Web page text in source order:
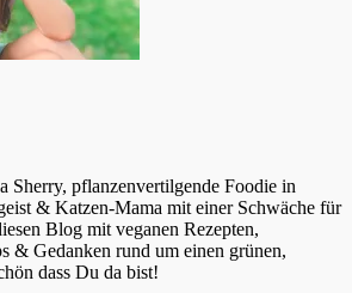
Sherry, pflanzenvertilgende Foodie in
& Katzen-Mama mit einer Schwäche für
Blog mit veganen Rezepten,
& Gedanken rund um einen grünen,
dass Du da bist!